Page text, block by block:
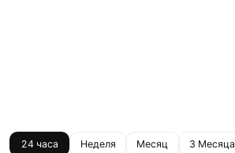
24 часа Неделя Месяц 3 Месяца